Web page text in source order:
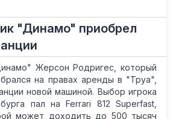
"Динамо" приобрел
Жерсон Родригес, который
на правах аренды в "Труа",
новой машиной. Выбор игрока
пал на Ferrari 812 Superfast,
может доходить до 500 тысяч